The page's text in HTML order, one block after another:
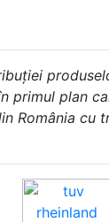
primul plan
România